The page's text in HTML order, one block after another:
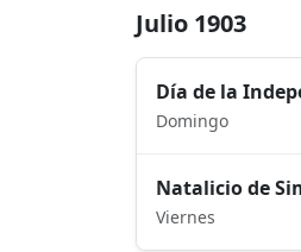
Julio 1903
Día de la
Domingo
Natalicio de
Viernes